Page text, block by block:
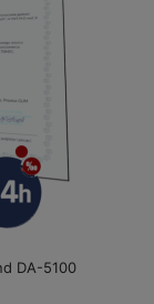
DA-5100